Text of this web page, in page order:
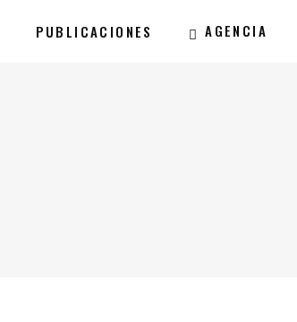
PUBLICACIONES AGENCIA